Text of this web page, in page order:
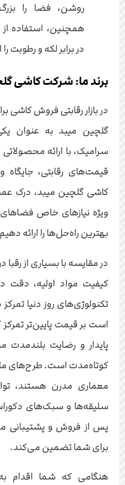
روشن، فضا را
همچنین، استفاده
در برابر لکه و رطوبت
برند ما: شرکت کاشی
در بازار رقابتی فروش
گلچین میبد به عنوان
سرامیک، با ارائه محصولاتی
قیمت‌های رقابتی،
کاشی گلچین میبد، درک
ویژه نیازهای خاص
بهترین راه‌حل‌ها را ارائه
در مقایسه با بسیاری از
کیفیت مواد اولیه، دقت
تکنولوژی‌های روز دنیا
است بر قیمت پایین‌تر تمرکز
پایدار و رضایت بلندمدت
کوتاه‌مدت است. طرح‌های
معماری مدرن هستند،
سلیقه‌ها و سبک‌های
پس از فروش و پشتیبانی
برای شما تضمین می‌کند.
هنگامی که شما اقدام